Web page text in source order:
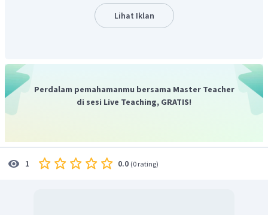
Dengan demikian, fungsi penyuntingan cerpen
Lihat Iklan
Perdalam pemahamanmu bersama Master Teacher
di sesi Live Teaching, GRATIS!
1 0.0 (0 rating)